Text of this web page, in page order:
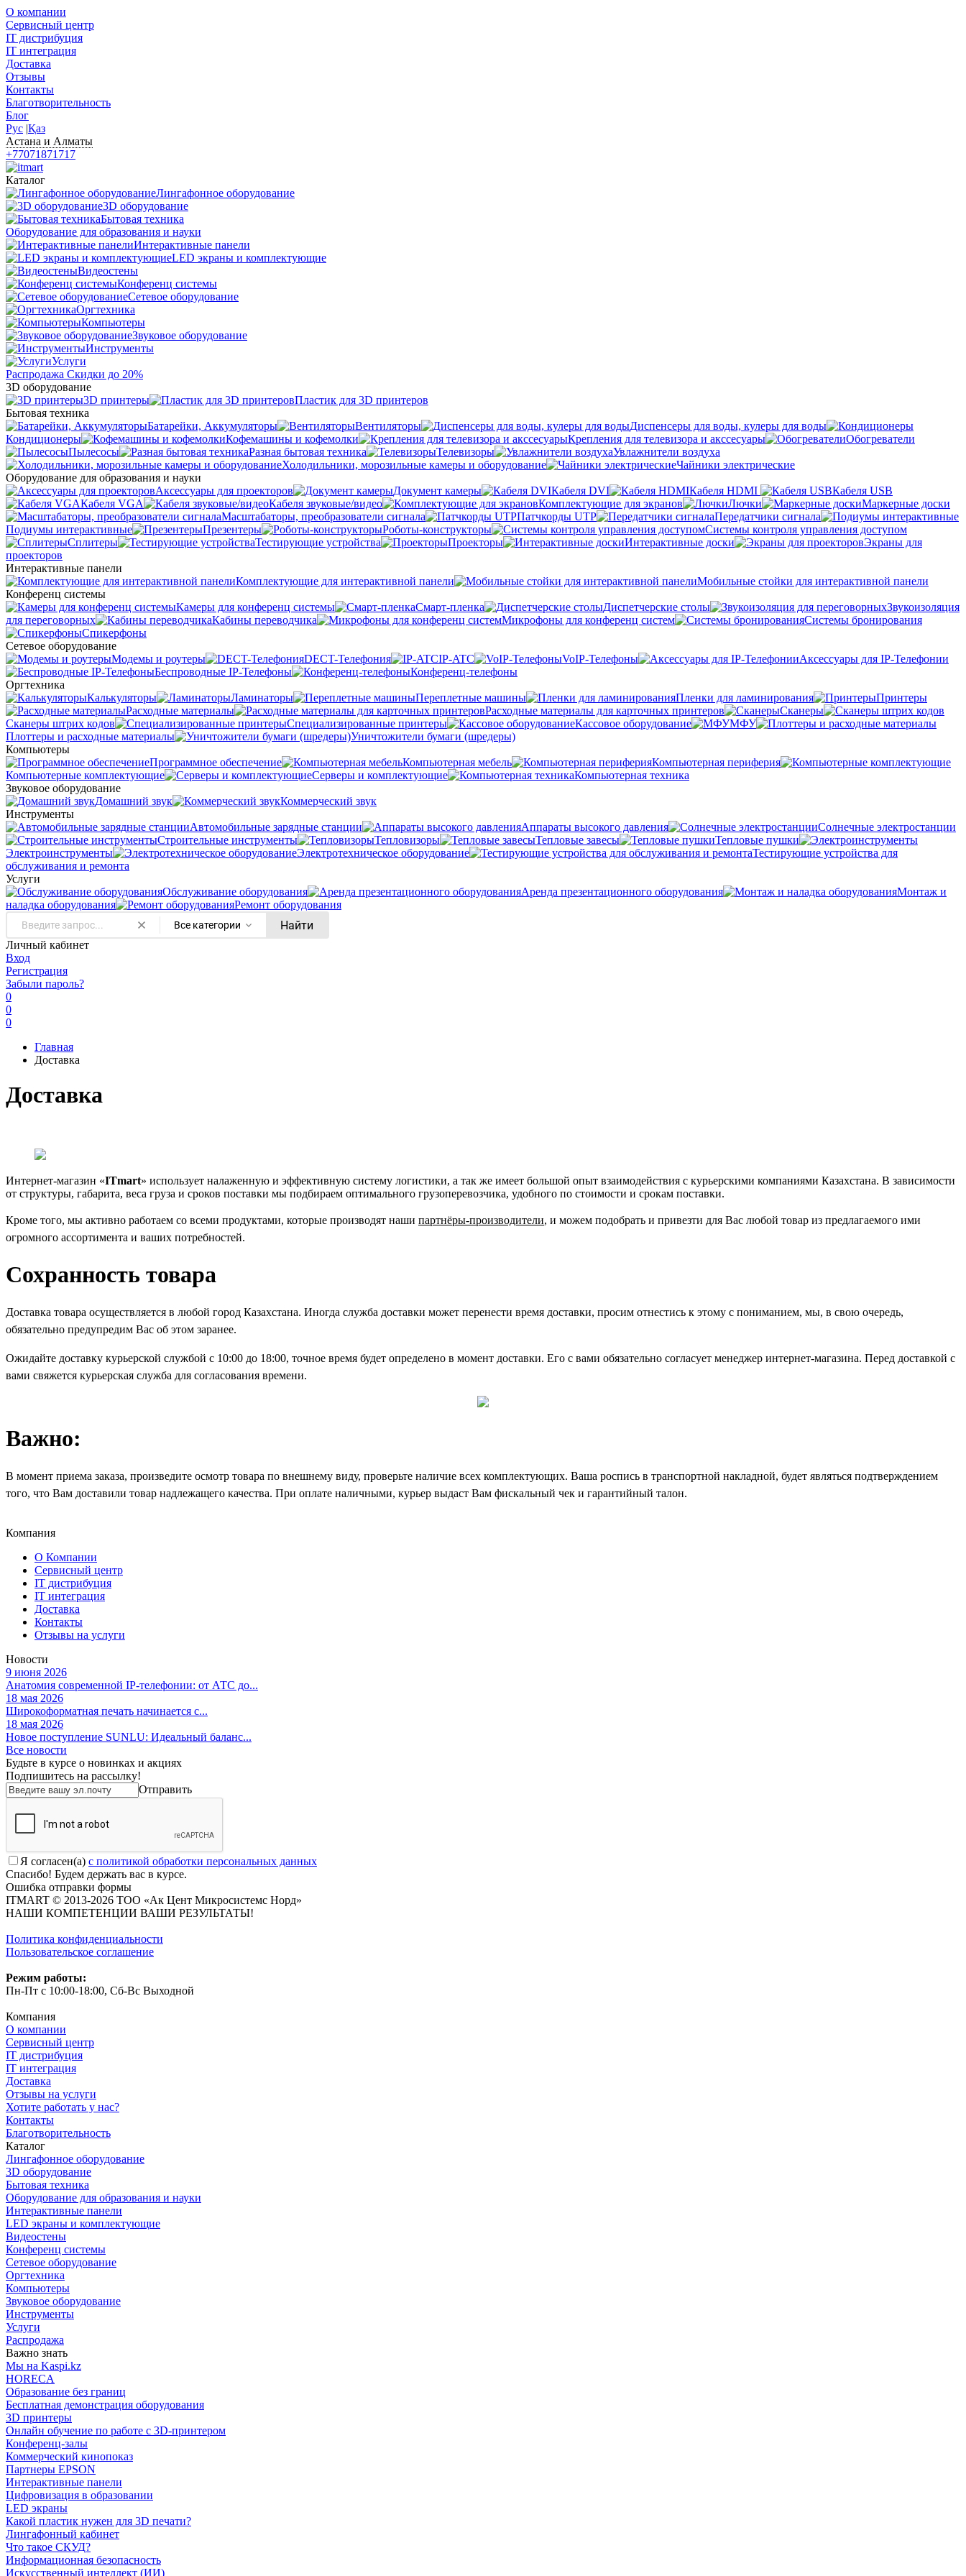
О компании
Сервисный центр
IT дистрибуция
IT интеграция
Доставка
Отзывы
Контакты
Благотворительность
Блог
Рус |Қаз
Астана и Алматы
+77071871717
Каталог
Лингафонное оборудование
3D оборудование
Бытовая техника
Оборудование для образования и науки
Интерактивные панели
LED экраны и комплектующие
Видеостены
Конференц системы
Сетевое оборудование
Оргтехника
Компьютеры
Звуковое оборудование
Инструменты
Услуги
Распродажа Скидки до 20%
3D оборудование
3D принтеры
Пластик для 3D принтеров
Бытовая техника
Батарейки, Аккумуляторы
Вентиляторы
Диспенсеры для воды, кулеры для воды
Кондиционеры
Кофемашины и кофемолки Крепления для телевизора и акссесуары
Обогреватели
Пылесосы
Разная бытовая техника Телевизоры
Увлажнители воздуха
Холодильники, морозильные камеры и оборудование
Чайники электрические
Оборудование для образования и науки
Аксессуары для проекторов
Документ камеры Кабеля DVI Кабеля HDMI
Кабеля USB
Кабеля VGA
Кабеля звуковые/видео Комплектующие для экранов Лючки
Маркерные доски
Масштабаторы, преобразователи сигнала
Патчкорды UTP
Передатчики сигнала
Подиумы интерактивные
Презентеры Роботы-конструкторы
Системы контроля управления доступом
Сплитеры
Тестирующие устройства Проекторы Интерактивные доски
Экраны для
проекторов
Интерактивные панели
Комплектующие для интерактивной панели
Мобильные стойки для интерактивной панели
Конференц системы
Камеры для конференц системы
Cмарт-пленка Диспетчерские столы
Звукоизоляция
для переговорных
Кабины переводчика Микрофоны для конференц систем
Системы бронирования
Спикерфоны
Сетевое оборудование
Модемы и роутеры
DECT-Телефония IP-ATC VoIP-Телефоны
Аксессуары для IP-Телефонии
Беспроводные IP-Телефоны
Конференц-телефоны
Оргтехника
Калькуляторы
Ламинаторы Переплетные машины Пленки для ламинирования
Принтеры
Расходные материалы
Расходные материалы для карточных принтеров
Сканеры
Сканеры штрих кодов
Специализированные принтеры Кассовое оборудование
МФУ
Плоттеры и расходные материалы
Уничтожители бумаги (шредеры)
Компьютеры
Программное обеспечение
Компьютерная мебель
Компьютерная периферия
Компьютерные комплектующие
Серверы и комплектующие
Компьютерная техника
Звуковое оборудование
Домашний звук
Коммерческий звук
Инструменты
Автомобильные зарядные станции
Аппараты высокого давления
Солнечные электростанции
Строительные инструменты
Тепловизоры Тепловые завесы
Тепловые пушки
Электроинструменты
Электротехническое оборудование
Тестирующие устройства для
обслуживания и ремонта
Услуги
Oбслуживание оборудования
Аренда презентационного оборудования
Монтаж и
наладка оборудования
Ремонт оборудования
Все категории Найти
Личный кабинет
Вход
Регистрация
Забыли пароль?
0
0
0
Главная
Доставка
Доставка
Интернет-магазин «ITmart» использует налаженную и эффективную систему логистики, а так же имеет большой опыт взаимодействия с курьерскими компаниями Казахстана. В зависимости
от структуры, габарита, веса груза и сроков поставки мы подбираем оптимального грузоперевозчика, удобного по стоимости и срокам поставки.
Кроме того, мы активно работаем со всеми продуктами, которые производят наши партнёры-производители, и можем подобрать и привезти для Вас любой товар из предлагаемого ими
огромного ассортимента и ваших потребностей.
Сохранность товара
Доставка товара осуществляется в любой город Казахстана. Иногда служба доставки может перенести время доставки, просим отнестись к этому с пониманием, мы, в свою очередь,
обязательно предупредим Вас об этом заранее.
Ожидайте доставку курьерской службой с 10:00 до 18:00, точное время будет определено в момент доставки. Его с вами обязательно согласует менеджер интернет-магазина. Перед доставкой с
вами свяжется курьерская служба для согласования времени.
Важно:
В момент приема заказа, произведите осмотр товара по внешнему виду, проверьте наличие всех комплектующих. Ваша роспись в транспортной накладной, будет являться подтверждением
того, что Вам доставили товар надлежащего качества. При оплате наличными, курьер выдаст Вам фискальный чек и гарантийный талон.
Компания
О Компании
Сервисный центр
IT дистрибуция
IT интеграция
Доставка
Контакты
Отзывы на услуги
Новости
9 июня 2026
Анатомия современной IP-телефонии: от АТС до...
18 мая 2026
Широкоформатная печать начинается с...
18 мая 2026
Новое поступление SUNLU: Идеальный баланс...
Все новости
Будьте в курсе о новинках и акциях
Подпишитесь на рассылкy!
Отправить
Я согласен(a) с политикой обработки персональных данных
Спасибо! Будем держать вас в курсе.
Ошибка отправки формы
ITMART © 2013-2026 ТОО «Ак Цент Микросистемс Норд»
НАШИ КОМПЕТЕНЦИИ ВАШИ РЕЗУЛЬТАТЫ!
Политика конфиденциальности
Пользовательское соглашение
Режим работы:
Пн-Пт с 10:00-18:00, Сб-Вс Выходной
Компания
О компании
Сервисный центр
IT дистрибуция
IT интеграция
Доставка
Отзывы на услуги
Хотите работать у нас?
Контакты
Благотворительность
Каталог
Лингафонное оборудование
3D оборудование
Бытовая техника
Оборудование для образования и науки
Интерактивные панели
LED экраны и комплектующие
Видеостены
Конференц системы
Сетевое оборудование
Оргтехника
Компьютеры
Звуковое оборудование
Инструменты
Услуги
Распродажа
Важно знать
Мы на Kaspi.kz
HORECA
Образование без границ
Бесплатная демонстрация оборудования
3D принтеры
Онлайн обучение по работе с 3D-принтером
Конференц-залы
Коммерческий кинопоказ
Партнеры EPSON
Интерактивные панели
Цифровизация в образовании
LED экраны
Какой пластик нужен для 3D печати?
Лингафонный кабинет
Что такое СКУД?
Информационная безопасность
Искусственный интеллект (ИИ)